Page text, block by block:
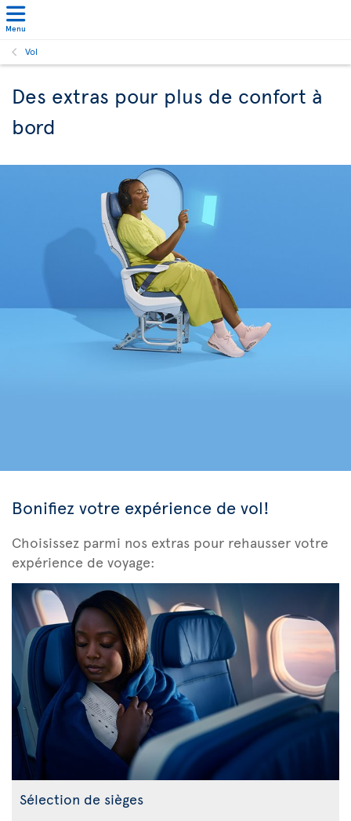
Menu
Vol
Des extras pour plus de confort à
bord
Bonifiez votre expérience de vol!
Choisissez parmi nos extras pour rehausser votre
expérience de voyage:
Sélection de sièges